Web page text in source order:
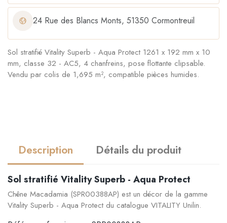
24 Rue des Blancs Monts, 51350 Cormontreuil
Sol stratifié Vitality Superb - Aqua Protect 1261 x 192 mm x 10
mm, classe 32 - AC5, 4 chanfreins, pose flottante clipsable.
Vendu par colis de 1,695 m², compatible pièces humides.
Description Détails du produit
Sol stratifié Vitality Superb - Aqua Protect
Chêne Macadamia (SPR00388AP) est un décor de la gamme
Vitality Superb - Aqua Protect du catalogue VITALITY Unilin.